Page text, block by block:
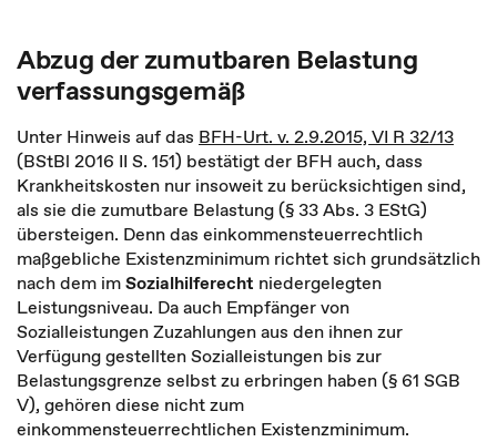
Abzug der zumutbaren Belastung
verfassungsgemäß
Unter Hinweis auf das BFH-Urt. v. 2.9.2015, VI R 32/13
(BStBl 2016 II S. 151) bestätigt der BFH auch, dass
Krankheitskosten nur insoweit zu berücksichtigen sind,
als sie die zumutbare Belastung (§ 33 Abs. 3 EStG)
übersteigen. Denn das einkommensteuerrechtlich
maßgebliche Existenzminimum richtet sich grundsätzlich
nach dem imSozialhilferecht niedergelegten
Leistungsniveau. Da auch Empfänger von
Sozialleistungen Zuzahlungen aus den ihnen zur
Verfügung gestellten Sozialleistungen bis zur
Belastungsgrenze selbst zu erbringen haben (§ 61 SGB
V), gehören diese nicht zum
einkommensteuerrechtlichen Existenzminimum.